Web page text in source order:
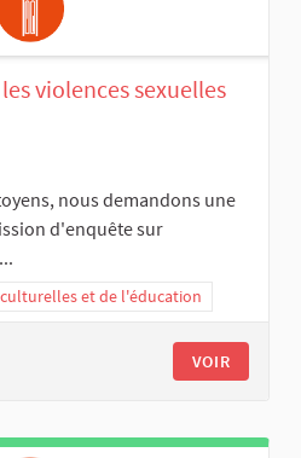
violences sexuelles
nous demandons une
d'enquête sur
et de l'éducation
VOIR